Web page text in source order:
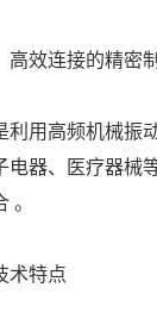
高效连接的精密
利用高频机械振
电器、医疗器械
术特点